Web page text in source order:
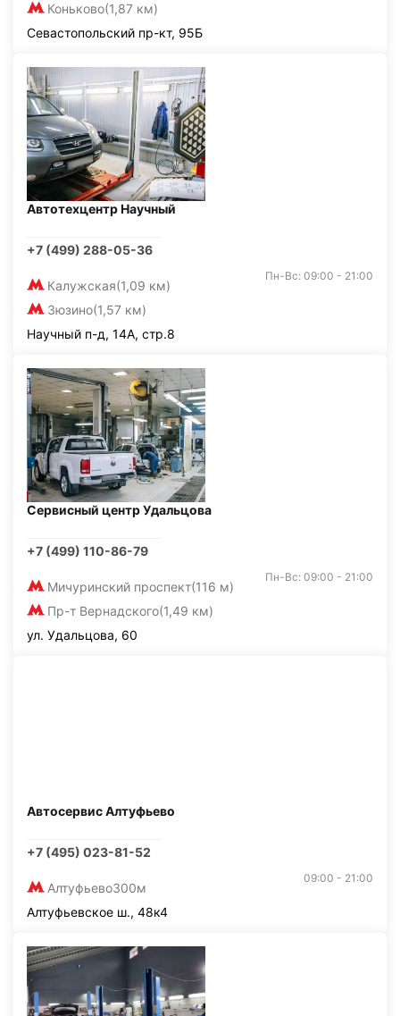
Коньково(1,87 км)
Севастопольский пр-кт, 95Б
Автотехцентр Научный
+7 (499) 288-05-36
Калужская(1,09 км)
Зюзино(1,57 км)
Пн-Вс: 09:00 - 21:00
Научный п-д, 14А, стр.8
Сервисный центр Удальцова
+7 (499) 110-86-79
Мичуринский проспект(116 м)
Пр-т Вернадского(1,49 км)
Пн-Вс: 09:00 - 21:00
ул. Удальцова, 60
Автосервис Алтуфьево
+7 (495) 023-81-52
Алтуфьево300м
09:00 - 21:00
Алтуфьевское ш., 48к4